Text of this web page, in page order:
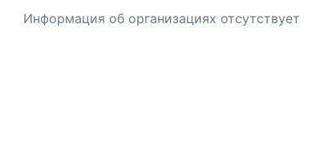
Информация об организациях отсутствует